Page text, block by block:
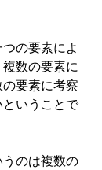
の要素によ
数の要素に
要素に考察
いうことで
のは複数の